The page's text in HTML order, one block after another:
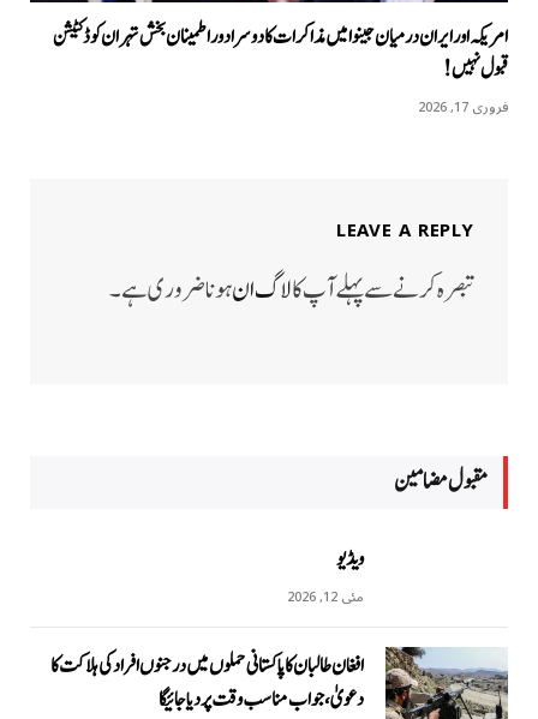
امریکہ اور ایران درمیان جینوا میں مذاکرات کا دوسرا دور اطمینان بخش تہران کو ڈکٹیشن
قبول نہیں!
فروری 17, 2026
LEAVE A REPLY
تبصرہ کرنے سے پہلے آپ کالاگ انہونا ضروری ہے۔
مقبول مضامين
ویڈیو
مئی 12, 2026
افغان طالبان کا پاکستانی حملوں میں درجنوں افراد کی ہلاکت کا
دعویٰ، جواب مناسب وقت پر دیا جائیگا